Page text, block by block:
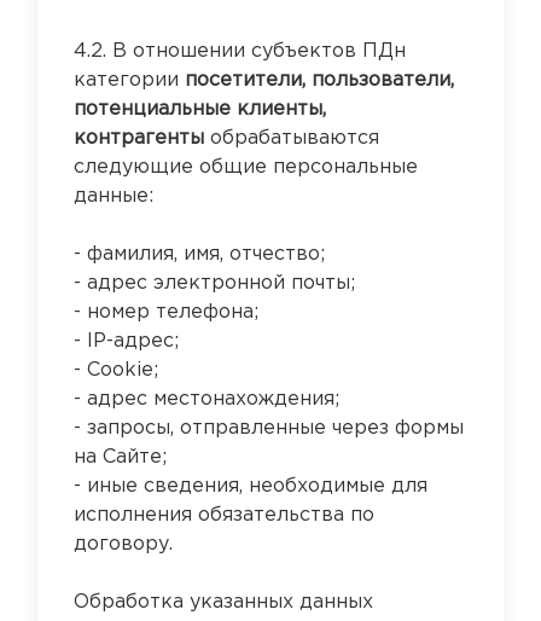
4.2. В отношении субъектов ПДн
категории посетители, пользователи,
потенциальные клиенты,
контрагенты обрабатываются
следующие общие персональные
данные:
- фамилия, имя, отчество;
- адрес электронной почты;
- номер телефона;
- IP-адрес;
- Cookie;
- адрес местонахождения;
- запросы, отправленные через формы
на Сайте;
- иные сведения, необходимые для
исполнения обязательства по
договору.
Обработка указанных данных